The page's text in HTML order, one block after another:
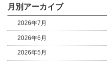
月別アーカイブ
2026年7月
2026年6月
2026年5月